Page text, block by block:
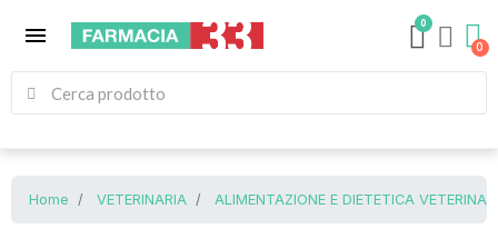
menu 0
Home VETERINARIA ALIMENTAZIONE E DIETETICA